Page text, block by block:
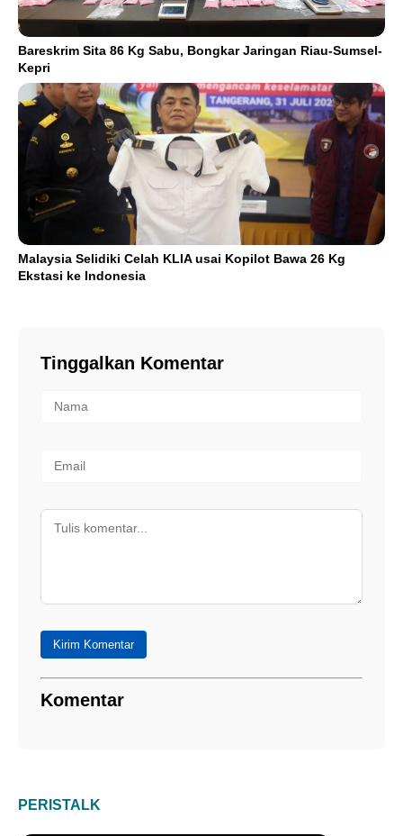
Bareskrim Sita 86 Kg Sabu, Bongkar Jaringan Riau-Sumsel-
Kepri
Malaysia Selidiki Celah KLIA usai Kopilot Bawa 26 Kg
Ekstasi ke Indonesia
Tinggalkan Komentar
Kirim Komentar
Komentar
PERISTALK